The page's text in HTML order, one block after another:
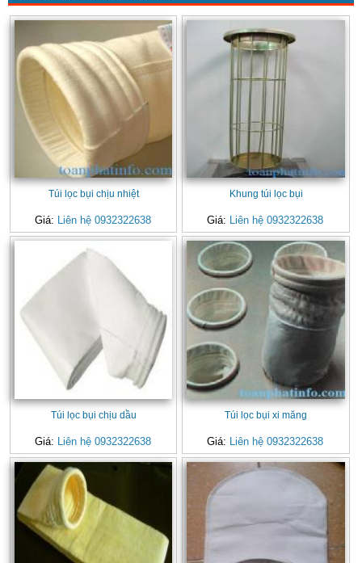
Túi lọc bụi chịu nhiệt
Giá: Liên hệ 0932322638
Khung túi lọc bụi
Giá: Liên hệ 0932322638
Túi lọc bụi chịu dầu
Giá: Liên hệ 0932322638
Túi lọc bụi xi măng
Giá: Liên hệ 0932322638